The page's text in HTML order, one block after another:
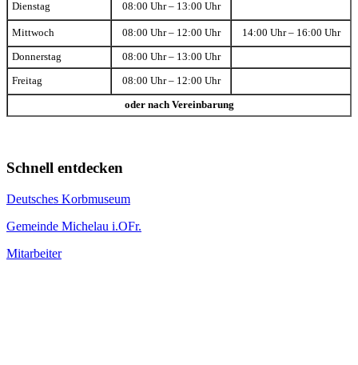
Dienstag 08:00 Uhr – 13:00 Uhr
Mittwoch 08:00 Uhr – 12:00 Uhr 14:00 Uhr – 16:00 Uhr
Donnerstag 08:00 Uhr – 13:00 Uhr
Freitag 08:00 Uhr – 12:00 Uhr
oder nach Vereinbarung
Schnell entdecken
Deutsches Korbmuseum
Gemeinde Michelau i.OFr.
Mitarbeiter